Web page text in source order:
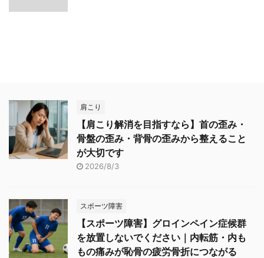
肩こり
【肩こり解消を目指すなら】首の歪み・
骨盤の歪み・背骨の歪みから整えること
が大切です
2026/8/3
スポーツ障害
【スポーツ障害】グロインペイン症候群
を放置しないでください｜内転筋・内も
もの痛みが恥骨の疲労骨折につながる